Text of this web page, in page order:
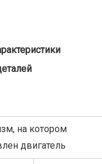
на котором
двигатель